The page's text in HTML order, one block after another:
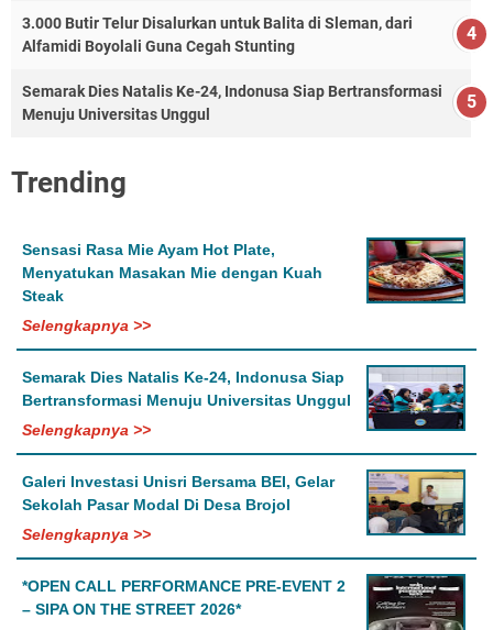
3.000 Butir Telur Disalurkan untuk Balita di Sleman, dari
Alfamidi Boyolali Guna Cegah Stunting
Semarak Dies Natalis Ke-24, Indonusa Siap Bertransformasi
Menuju Universitas Unggul
Trending
Sensasi Rasa Mie Ayam Hot Plate,
Menyatukan Masakan Mie dengan Kuah
Steak
Selengkapnya >>
Semarak Dies Natalis Ke-24, Indonusa Siap
Bertransformasi Menuju Universitas Unggul
Selengkapnya >>
Galeri Investasi Unisri Bersama BEI, Gelar
Sekolah Pasar Modal Di Desa Brojol
Selengkapnya >>
*OPEN CALL PERFORMANCE PRE-EVENT 2
– SIPA ON THE STREET 2026*